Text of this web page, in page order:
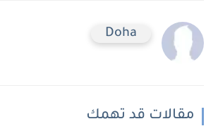
Doha
مقالات قد تهمك